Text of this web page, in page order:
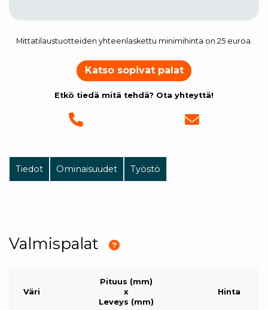
Mittatilaustuotteiden yhteenlaskettu minimihinta on 25 euroa.
Katso sopivat palat
Etkö tiedä mitä tehdä? Ota yhteyttä!
Tiedot Ominaisuudet Työstö
Valmispalat
Väri
Pituus (mm)
x
Leveys (mm)
Hinta